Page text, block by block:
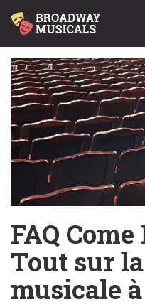
FAQ
Tout sur
musicale